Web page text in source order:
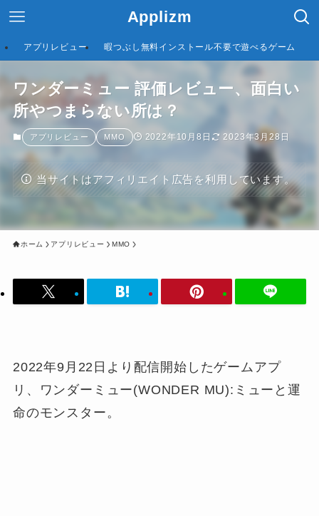
Applizm
アプリレビュー 暇つぶし無料インストール不要で遊べるゲーム
ワンダーミュー 評価レビュー、面白い
所やつまらない所は？
アプリレビュー MMO 2022年10月8日 2023年3月28日
当サイトはアフィリエイト広告を利用しています。
ホーム アプリレビュー MMO
2022年9月22日より配信開始したゲームアプ
リ、ワンダーミュー(WONDER MU):ミューと運
命のモンスター。